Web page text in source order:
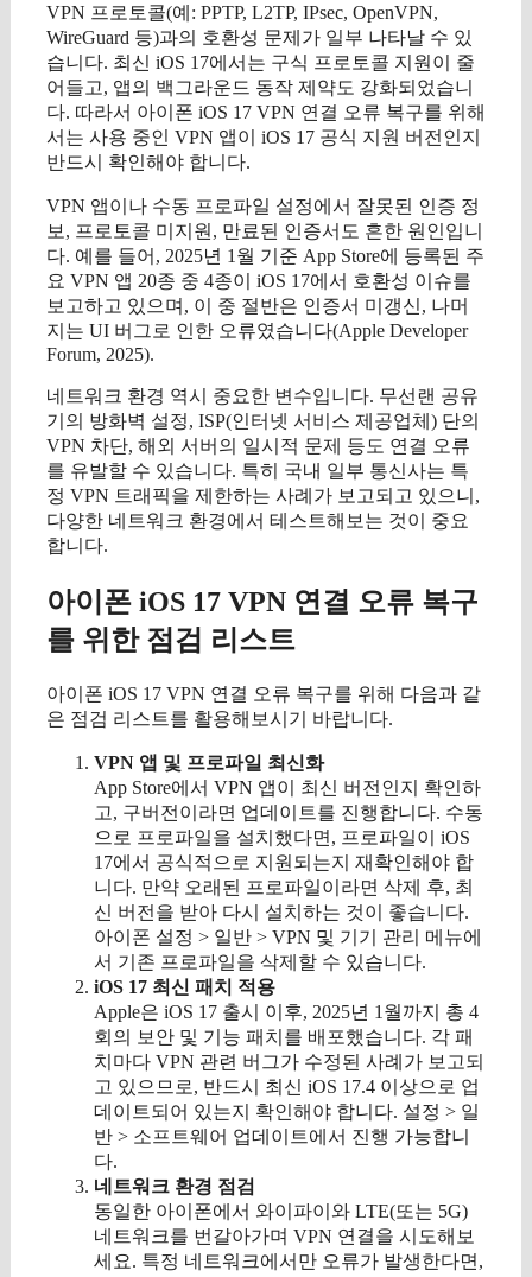
VPN 프로토콜(예: PPTP, L2TP, IPsec, OpenVPN,
WireGuard 등)과의 호환성 문제가 일부 나타날 수 있
습니다. 최신 iOS 17에서는 구식 프로토콜 지원이 줄
어들고, 앱의 백그라운드 동작 제약도 강화되었습니
다. 따라서 아이폰 iOS 17 VPN 연결 오류 복구를 위해
서는 사용 중인 VPN 앱이 iOS 17 공식 지원 버전인지
반드시 확인해야 합니다.
VPN 앱이나 수동 프로파일 설정에서 잘못된 인증 정
보, 프로토콜 미지원, 만료된 인증서도 흔한 원인입니
다. 예를 들어, 2025년 1월 기준 App Store에 등록된 주
요 VPN 앱 20종 중 4종이 iOS 17에서 호환성 이슈를
보고하고 있으며, 이 중 절반은 인증서 미갱신, 나머
지는 UI 버그로 인한 오류였습니다(Apple Developer
Forum, 2025).
네트워크 환경 역시 중요한 변수입니다. 무선랜 공유
기의 방화벽 설정, ISP(인터넷 서비스 제공업체) 단의
VPN 차단, 해외 서버의 일시적 문제 등도 연결 오류
를 유발할 수 있습니다. 특히 국내 일부 통신사는 특
정 VPN 트래픽을 제한하는 사례가 보고되고 있으니,
다양한 네트워크 환경에서 테스트해보는 것이 중요
합니다.
아이폰 iOS 17 VPN 연결 오류 복구
를 위한 점검 리스트
아이폰 iOS 17 VPN 연결 오류 복구를 위해 다음과 같
은 점검 리스트를 활용해보시기 바랍니다.
VPN 앱 및 프로파일 최신화
App Store에서 VPN 앱이 최신 버전인지 확인하
고, 구버전이라면 업데이트를 진행합니다. 수동
으로 프로파일을 설치했다면, 프로파일이 iOS
17에서 공식적으로 지원되는지 재확인해야 합
니다. 만약 오래된 프로파일이라면 삭제 후, 최
신 버전을 받아 다시 설치하는 것이 좋습니다.
아이폰 설정 > 일반 > VPN 및 기기 관리 메뉴에
서 기존 프로파일을 삭제할 수 있습니다.
iOS 17 최신 패치 적용
Apple은 iOS 17 출시 이후, 2025년 1월까지 총 4
회의 보안 및 기능 패치를 배포했습니다. 각 패
치마다 VPN 관련 버그가 수정된 사례가 보고되
고 있으므로, 반드시 최신 iOS 17.4 이상으로 업
데이트되어 있는지 확인해야 합니다. 설정 > 일
반 > 소프트웨어 업데이트에서 진행 가능합니
다.
네트워크 환경 점검
동일한 아이폰에서 와이파이와 LTE(또는 5G)
네트워크를 번갈아가며 VPN 연결을 시도해보
세요. 특정 네트워크에서만 오류가 발생한다면,